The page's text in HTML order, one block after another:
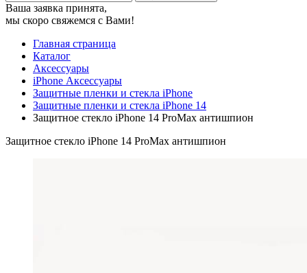
Ваша заявка принята,
мы скоро свяжемся с Вами!
Главная страница
Каталог
Аксессуары
iPhone Аксессуары
Защитные пленки и стекла iPhone
Защитные пленки и стекла iPhone 14
Защитное стекло iPhone 14 ProMax антишпион
Защитное стекло iPhone 14 ProMax антишпион